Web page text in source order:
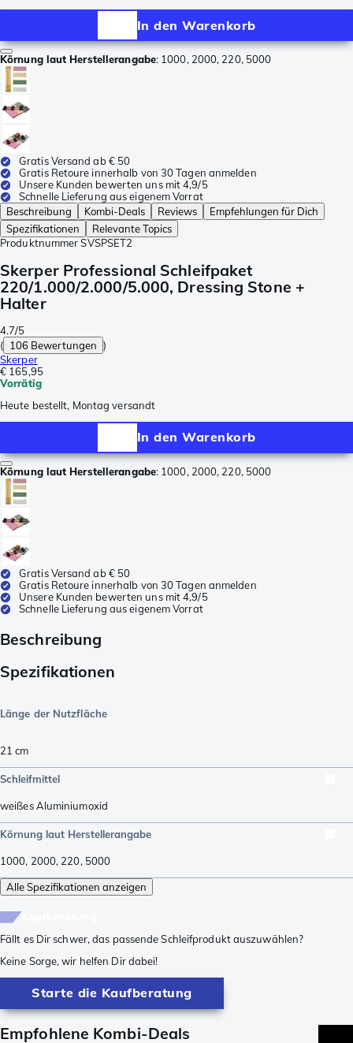
In den Warenkorb
Körnung laut Herstellerangabe: 1000, 2000, 220, 5000
Gratis Versand ab € 50
Gratis Retoure innerhalb von 30 Tagen anmelden
Unsere Kunden bewerten uns mit 4,9/5
Schnelle Lieferung aus eigenem Vorrat
Beschreibung
Kombi-Deals Reviews
Empfehlungen für Dich
Spezifikationen
Relevante Topics
Produktnummer SVSPSET2
Skerper Professional Schleifpaket
220/1.000/2.000/5.000, Dressing Stone +
Halter
4.7/5
( 106 Bewertungen )
Skerper
€ 165,95
Vorrätig
Heute bestellt, Montag versandt
In den Warenkorb
Körnung laut Herstellerangabe: 1000, 2000, 220, 5000
Gratis Versand ab € 50
Gratis Retoure innerhalb von 30 Tagen anmelden
Unsere Kunden bewerten uns mit 4,9/5
Schnelle Lieferung aus eigenem Vorrat
Beschreibung
Spezifikationen
Länge der Nutzfläche
21 cm
Schleifmittel
weißes Aluminiumoxid
Körnung laut Herstellerangabe
1000, 2000, 220, 5000
Alle Spezifikationen anzeigen
Fällt es Dir schwer, das passende Schleifprodukt auszuwählen?
Keine Sorge, wir helfen Dir dabei!
Starte die Kaufberatung
Empfohlene Kombi-Deals